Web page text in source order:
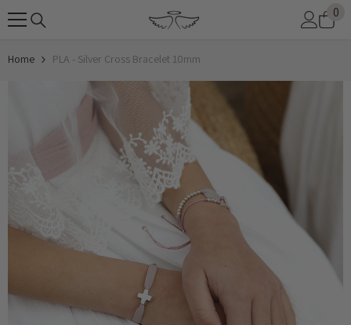
SKIP TO CONTENT 0
0
Home PLA - Silver Cross Bracelet 10mm